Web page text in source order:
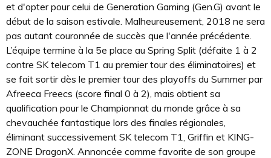
et d'opter pour celui de Generation Gaming (Gen.G) avant le
début de la saison estivale. Malheureusement, 2018 ne sera
pas autant couronnée de succès que l'année précédente.
L’équipe termine à la 5e place au Spring Split (défaite 1 à 2
contre SK telecom T1 au premier tour des éliminatoires) et
se fait sortir dès le premier tour des playoffs du Summer par
Afreeca Freecs (score final 0 à 2), mais obtient sa
qualification pour le Championnat du monde grâce à sa
chevauchée fantastique lors des finales régionales,
éliminant successivement SK telecom T1, Griffin et KING-
ZONE DragonX. Annoncée comme favorite de son groupe